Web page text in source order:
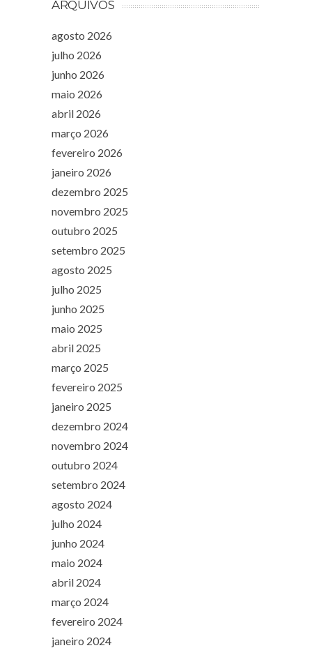
ARQUIVOS
agosto 2026
julho 2026
junho 2026
maio 2026
abril 2026
março 2026
fevereiro 2026
janeiro 2026
dezembro 2025
novembro 2025
outubro 2025
setembro 2025
agosto 2025
julho 2025
junho 2025
maio 2025
abril 2025
março 2025
fevereiro 2025
janeiro 2025
dezembro 2024
novembro 2024
outubro 2024
setembro 2024
agosto 2024
julho 2024
junho 2024
maio 2024
abril 2024
março 2024
fevereiro 2024
janeiro 2024